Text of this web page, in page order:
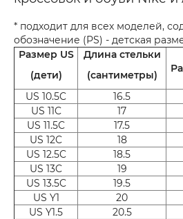
* подходит для всех моделей,
обозначение (PS) - детская
Размер US
(дети)
Длина стельки
(сантиметры)
US 10.5C 16.5
US 11C
17
US 11.5C
17.5
US 12C
18
US 12.5C
18.5
US 13C
19
US 13.5C
19.5
US Y1
20
US Y1.5
20.5